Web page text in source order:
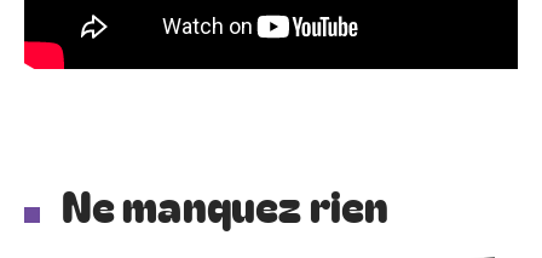
Ne manquez rien